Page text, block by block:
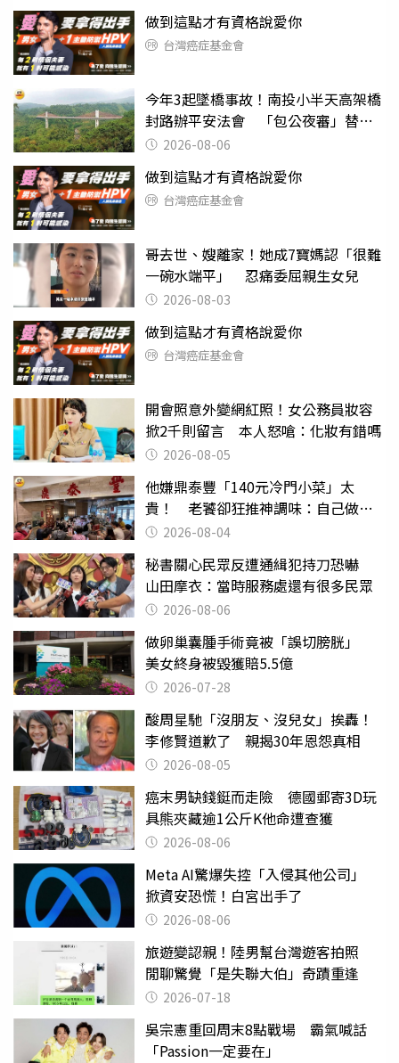
做到這點才有資格說愛你
台灣癌症基金會
今年3起墜橋事故！南投小半天高架橋
封路辦平安法會 「包公夜審」替亡
魂伸冤
2026-08-06
做到這點才有資格說愛你
台灣癌症基金會
哥去世、嫂離家！她成7寶媽認「很難
一碗水端平」 忍痛委屈親生女兒
2026-08-03
做到這點才有資格說愛你
台灣癌症基金會
開會照意外變網紅照！女公務員妝容
掀2千則留言 本人怒嗆：化妝有錯嗎
2026-08-05
他嫌鼎泰豐「140元冷門小菜」太
貴！ 老饕卻狂推神調味：自己做不
出來2026-08-04
秘書關心民眾反遭通緝犯持刀恐嚇
山田摩衣：當時服務處還有很多民眾
2026-08-06
做卵巢囊腫手術竟被「誤切膀胱」
美女終身被毀獲賠5.5億
2026-07-28
酸周星馳「沒朋友、沒兒女」挨轟！
李修賢道歉了 親揭30年恩怨真相
2026-08-05
癌末男缺錢鋌而走險 德國郵寄3D玩
具熊夾藏逾1公斤K他命遭查獲
2026-08-06
Meta AI驚爆失控「入侵其他公司」
掀資安恐慌！白宮出手了
2026-08-06
旅遊變認親！陸男幫台灣遊客拍照
閒聊驚覺「是失聯大伯」奇蹟重逢
2026-07-18
吳宗憲重回周末8點戰場 霸氣喊話
「Passion一定要在」